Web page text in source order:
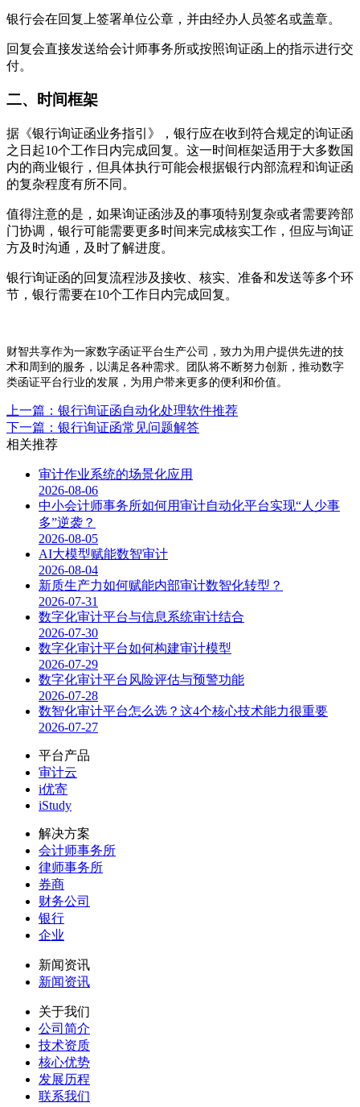
银行会在回复上签署单位公章，并由经办人员签名或盖章。
回复会直接发送给会计师事务所或按照询证函上的指示进行交
付。
二、时间框架
据《银行询证函业务指引》，银行应在收到符合规定的询证函
之日起10个工作日内完成回复。这一时间框架适用于大多数国
内的商业银行，但具体执行可能会根据银行内部流程和询证函
的复杂程度有所不同。
值得注意的是，如果询证函涉及的事项特别复杂或者需要跨部
门协调，银行可能需要更多时间来完成核实工作，但应与询证
方及时沟通，及时了解进度。
银行询证函的回复流程涉及接收、核实、准备和发送等多个环
节，银行需要在10个工作日内完成回复。
财智共享作为一家数字函证平台生产公司，致力为用户提供先进的技
术和周到的服务，以满足各种需求。团队将不断努力创新，推动数字
类函证平台行业的发展，为用户带来更多的便利和价值。
上一篇：银行询证函自动化处理软件推荐
下一篇：银行询证函常见问题解答
相关推荐
审计作业系统的场景化应用
2026-08-06
中小会计师事务所如何用审计自动化平台实现“人少事
多”逆袭？
2026-08-05
AI大模型赋能数智审计
2026-08-04
新质生产力如何赋能内部审计数智化转型？
2026-07-31
数字化审计平台与信息系统审计结合
2026-07-30
数字化审计平台如何构建审计模型
2026-07-29
数字化审计平台风险评估与预警功能
2026-07-28
数智化审计平台怎么选？这4个核心技术能力很重要
2026-07-27
平台产品
审计云
i优寄
iStudy
解决方案
会计师事务所
律师事务所
券商
财务公司
银行
企业
新闻资讯
新闻资讯
关于我们
公司简介
技术资质
核心优势
发展历程
联系我们